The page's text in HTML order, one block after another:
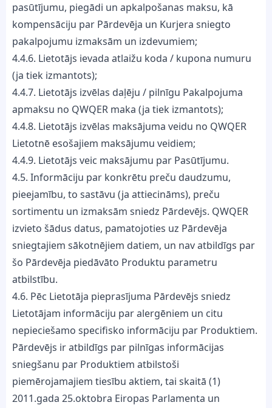
pasūtījumu, piegādi un apkalpošanas maksu, kā
kompensāciju par Pārdevēja un Kurjera sniegto
pakalpojumu izmaksām un izdevumiem;
4.4.6. Lietotājs ievada atlaižu koda / kupona numuru
(ja tiek izmantots);
4.4.7. Lietotājs izvēlas daļēju / pilnīgu Pakalpojuma
apmaksu no QWQER maka (ja tiek izmantots);
4.4.8. Lietotājs izvēlas maksājuma veidu no QWQER
Lietotnē esošajiem maksājumu veidiem;
4.4.9. Lietotājs veic maksājumu par Pasūtījumu.
4.5. Informāciju par konkrētu preču daudzumu,
pieejamību, to sastāvu (ja attiecināms), preču
sortimentu un izmaksām sniedz Pārdevējs. QWQER
izvieto šādus datus, pamatojoties uz Pārdevēja
sniegtajiem sākotnējiem datiem, un nav atbildīgs par
šo Pārdevēja piedāvāto Produktu parametru
atbilstību.
4.6. Pēc Lietotāja pieprasījuma Pārdevējs sniedz
Lietotājam informāciju par alergēniem un citu
nepieciešamo specifisko informāciju par Produktiem.
Pārdevējs ir atbildīgs par pilnīgas informācijas
sniegšanu par Produktiem atbilstoši
piemērojamajiem tiesību aktiem, tai skaitā (1)
2011.gada 25.oktobra Eiropas Parlamenta un